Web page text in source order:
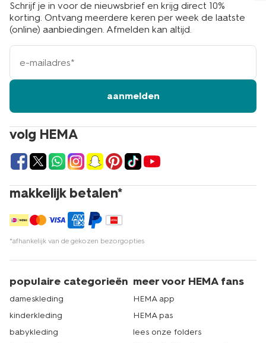
volg HEMA
makkelijk betalen*
*afhankelijk van de gekozen bezorgopties
Schrijf je in voor de nieuwsbrief en krijg direct 10%
korting. Ontvang meerdere keren per week de laatste
(online) aanbiedingen. Afmelden kan altijd.
e-
mailadres
aanmelden
populaire categorieën
dameskleding
kinderkleding
babykleding
meer voor HEMA fans
HEMA app
HEMA pas
lees onze folders